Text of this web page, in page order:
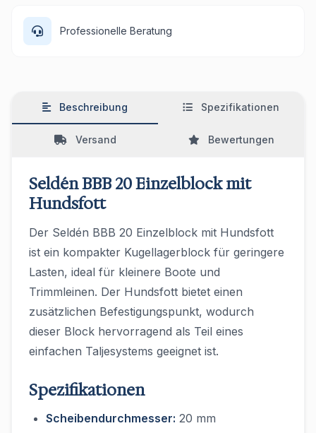
Professionelle Beratung
Beschreibung Spezifikationen
Versand Bewertungen
Seldén BBB 20 Einzelblock mit
Hundsfott
Der Seldén BBB 20 Einzelblock mit Hundsfott
ist ein kompakter Kugellagerblock für geringere
Lasten, ideal für kleinere Boote und
Trimmleinen. Der Hundsfott bietet einen
zusätzlichen Befestigungspunkt, wodurch
dieser Block hervorragend als Teil eines
einfachen Taljesystems geeignet ist.
Spezifikationen
Scheibendurchmesser: 20 mm